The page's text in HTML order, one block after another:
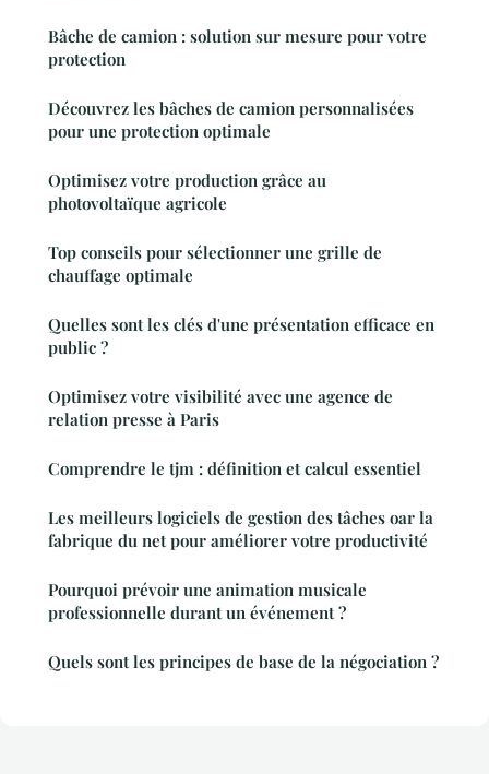
Bâche de camion : solution sur mesure pour votre
protection
Découvrez les bâches de camion personnalisées
pour une protection optimale
Optimisez votre production grâce au
photovoltaïque agricole
Top conseils pour sélectionner une grille de
chauffage optimale
Quelles sont les clés d'une présentation efficace en
public ?
Optimisez votre visibilité avec une agence de
relation presse à Paris
Comprendre le tjm : définition et calcul essentiel
Les meilleurs logiciels de gestion des tâches oar la
fabrique du net pour améliorer votre productivité
Pourquoi prévoir une animation musicale
professionnelle durant un événement ?
Quels sont les principes de base de la négociation ?